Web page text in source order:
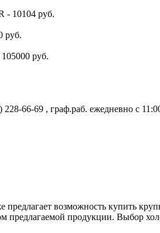
- 10104 руб.
руб.
руб.
66-69 , граф.раб. ежедневно с
предлагает возможность купить
предлагаемой продукции. Выбор